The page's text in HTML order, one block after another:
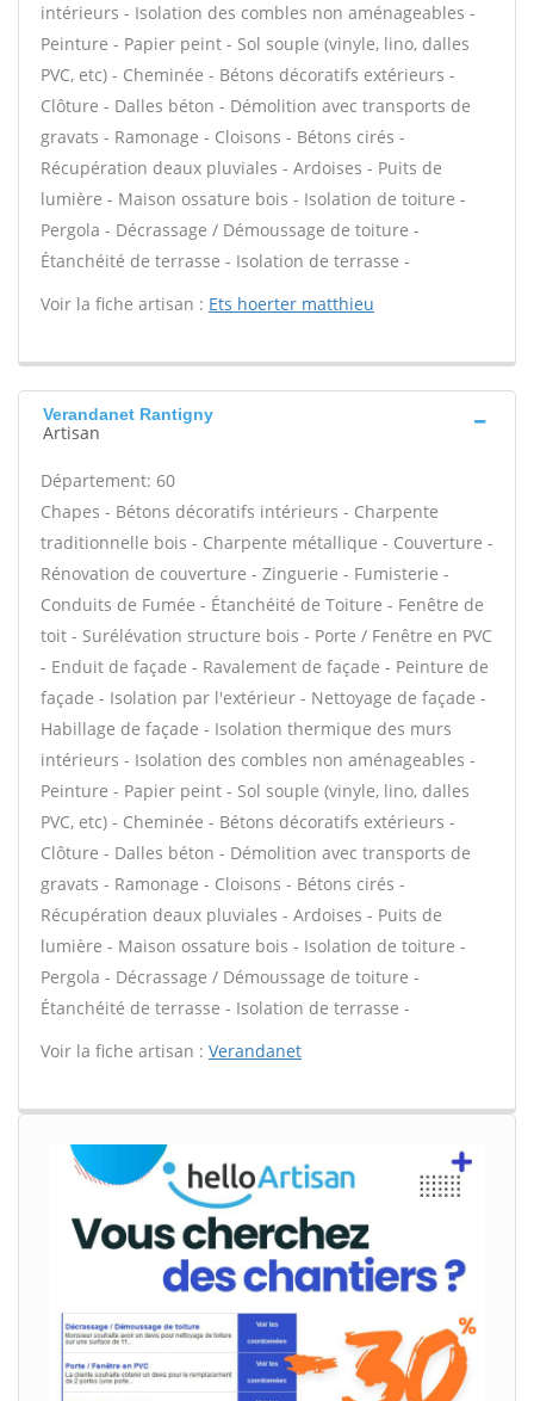
intérieurs - Isolation des combles non aménageables -
Peinture - Papier peint - Sol souple (vinyle, lino, dalles
PVC, etc) - Cheminée - Bétons décoratifs extérieurs -
Clôture - Dalles béton - Démolition avec transports de
gravats - Ramonage - Cloisons - Bétons cirés -
Récupération deaux pluviales - Ardoises - Puits de
lumière - Maison ossature bois - Isolation de toiture -
Pergola - Décrassage / Démoussage de toiture -
Étanchéité de terrasse - Isolation de terrasse -
Voir la fiche artisan : Ets hoerter matthieu
Verandanet Rantigny
Artisan
Département: 60
Chapes - Bétons décoratifs intérieurs - Charpente
traditionnelle bois - Charpente métallique - Couverture -
Rénovation de couverture - Zinguerie - Fumisterie -
Conduits de Fumée - Étanchéité de Toiture - Fenêtre de
toit - Surélévation structure bois - Porte / Fenêtre en PVC
- Enduit de façade - Ravalement de façade - Peinture de
façade - Isolation par l'extérieur - Nettoyage de façade -
Habillage de façade - Isolation thermique des murs
intérieurs - Isolation des combles non aménageables -
Peinture - Papier peint - Sol souple (vinyle, lino, dalles
PVC, etc) - Cheminée - Bétons décoratifs extérieurs -
Clôture - Dalles béton - Démolition avec transports de
gravats - Ramonage - Cloisons - Bétons cirés -
Récupération deaux pluviales - Ardoises - Puits de
lumière - Maison ossature bois - Isolation de toiture -
Pergola - Décrassage / Démoussage de toiture -
Étanchéité de terrasse - Isolation de terrasse -
Voir la fiche artisan : Verandanet